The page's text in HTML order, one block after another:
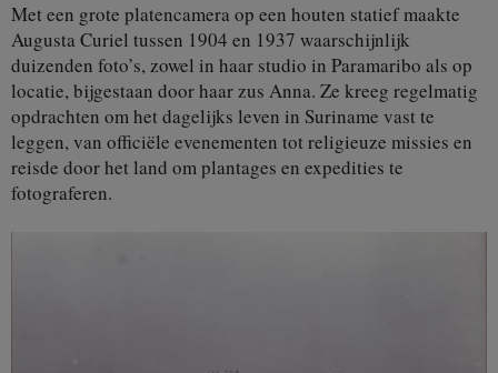
Met een grote platencamera op een houten statief maakte
Augusta Curiel tussen 1904 en 1937 waarschijnlijk
duizenden foto’s, zowel in haar studio in Paramaribo als op
locatie, bijgestaan door haar zus Anna. Ze kreeg regelmatig
opdrachten om het dagelijks leven in Suriname vast te
leggen, van officiële evenementen tot religieuze missies en
reisde door het land om plantages en expedities te
fotograferen.